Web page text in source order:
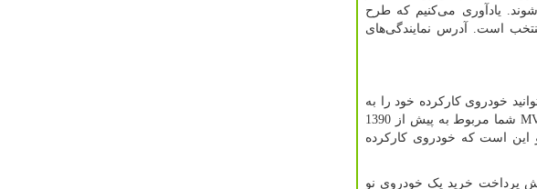
یادآوری می‌کنیم که طرح
است. آدرس نمایندگی‌های
مدل آن مربوط به سال 90 و بعد از آن است، می‌توانید خودروی کارکرده خود را به
شما مربوط به پیش از 1390
این است که خودروی کارکرده
پرداخت خرید یک خودروی نو